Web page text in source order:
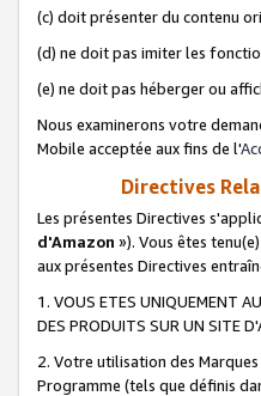
(c) doit présenter du contenu
(d) ne doit pas imiter les
(e) ne doit pas héberger ou
Nous examinerons votre
Mobile acceptée aux fins de l'
Directives
Les présentes Directives
d'Amazon »). Vous êtes
aux présentes Directives
1. VOUS ETES UNIQUEMENT
DES PRODUITS SUR UN SITE
2. Votre utilisation des
Programme (tels que définis